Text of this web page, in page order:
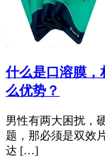
什么是口溶膜，
么优势？
男性有两大困扰，
题，那必须是双效
达 […]